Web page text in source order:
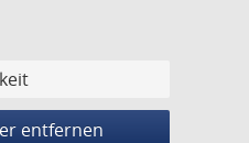
entfernen